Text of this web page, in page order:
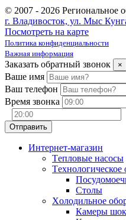
© 2007 - 2026 Региональное
г. Владивосток, ул. Мыс
Посмотреть на карте
Политика конфиденциальности
Важная информация
Заказать обратный звонок ×
Ваше имя
Ваш телефон
Время звонка
Интернет-магазин
Tепловые насосы
Tехнологическое
Столы
Xолодильное
Камеры